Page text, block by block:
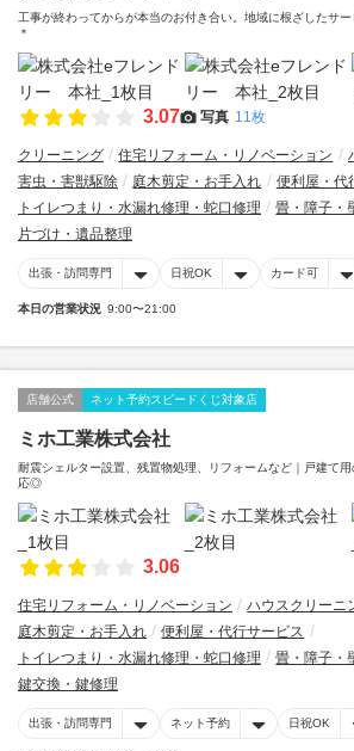
工事が終わってからが本当のお付き合い。地域に根ざしたサ
＊
3.07 写真 11枚
クリーニング 住宅リフォーム・リノベーション
害虫・害獣駆除
庭木剪定・お手入れ
便利屋・代
トイレつまり・水漏れ修理・蛇口修理
畳・障子・
片づけ・遺品整理
出張・訪問専門 日祝OK カード可
本日の営業状況 9:00〜21:00
店舗公式 ネット予約スピードくじ対象店
ミホ工業株式会社
耐震シェルター設置、残置物処理、リフォームなど｜戸建て
応◎
3.06
住宅リフォーム・リノベーション
ハウスクリーニ
庭木剪定・お手入れ
便利屋・代行サービス
トイレつまり・水漏れ修理・蛇口修理
畳・障子・
鍵交換・鍵修理
出張・訪問専門 ネット予約 日祝OK